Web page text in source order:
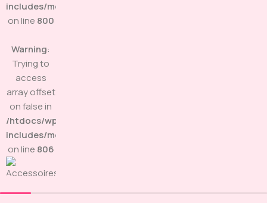
includes/media.php
on line 800
Warning:
Trying to
access
array offset
on false in
/htdocs/wp-
includes/media.php
on line 806